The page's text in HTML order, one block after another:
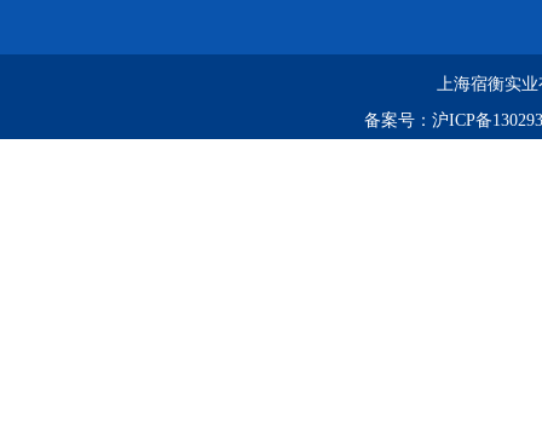
上海宿衡实
备案号： 沪ICP备